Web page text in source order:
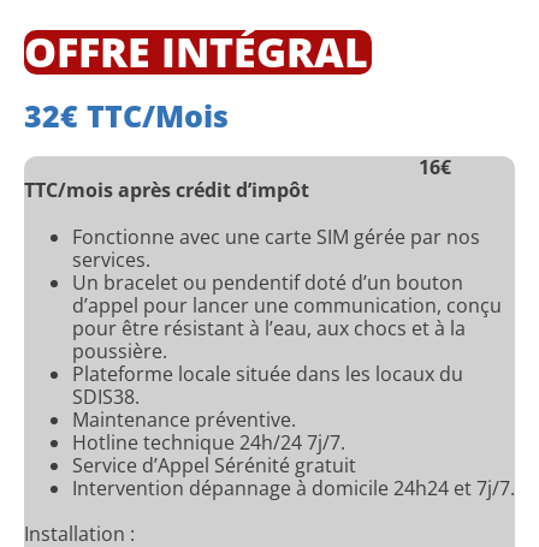
OFFRE INTÉGRAL
32€ TTC/mois
16€
TTC/mois après crédit d’impôt
Fonctionne avec une carte SIM gérée par nos
services.
Un bracelet ou pendentif doté d’un bouton
d’appel pour lancer une communication, conçu
pour être résistant à l’eau, aux chocs et à la
poussière.
Plateforme locale située dans les locaux du
SDIS38.
Maintenance préventive.
Hotline technique 24h/24 7j/7.
Service d’Appel Sérénité gratuit
Intervention dépannage à domicile 24h24 et 7j/7.
Installation :